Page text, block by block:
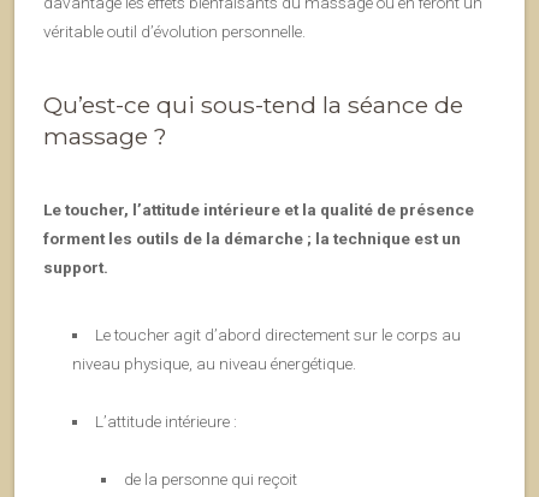
véritable outil d’évolution personnelle.
Qu’est-ce qui sous-tend la séance de
massage ?
Le toucher, l’attitude intérieure et la qualité de présence
forment les outils de la démarche ; la technique est un
support.
Le toucher agit d’abord directement sur le corps au
niveau physique, au niveau énergétique.
L’attitude intérieure :
de la personne qui reçoit